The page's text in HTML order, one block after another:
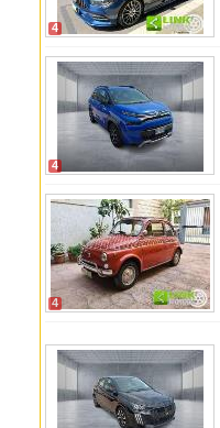
4
4
4